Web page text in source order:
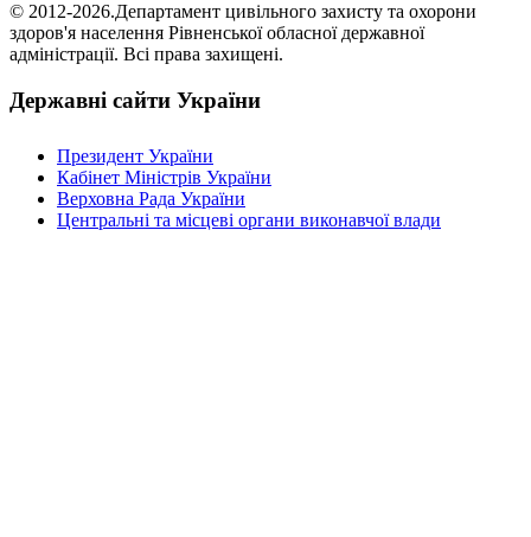
© 2012-2026.Департамент цивільного захисту та охорони
здоров'я населення Рівненської обласної державної
адміністрації. Всі права захищені.
Державні сайти України
Президент України
Кабінет Міністрів України
Верховна Рада України
Центральні та місцеві органи виконавчої влади